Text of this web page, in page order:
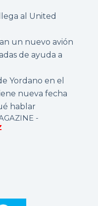
al United
un nuevo avión
de ayuda a
Yordano en el
nueva fecha
hablar
-